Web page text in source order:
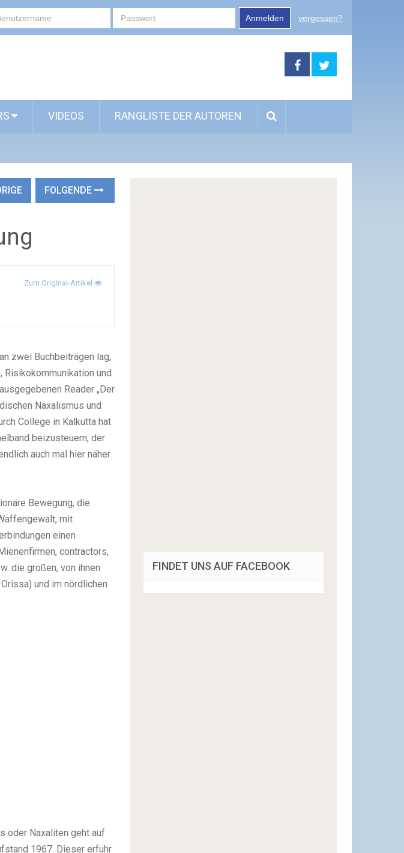
Anmelden vergessen?
VIDEOS RANGLISTE DER AUTOREN
FOLGENDE
Zum Original-Artikel
zwei Buchbeiträgen lag,
und
Reader „Der
Naxalismus und
College in Kalkutta hat
beizusteuern, der
auch mal hier näher
Bewegung, die
mit
einen
contractors,
die großen, von ihnen
und im nördlichen
oder Naxaliten geht auf
1967. Dieser erfuhr
FINDET UNS AUF FACEBOOK